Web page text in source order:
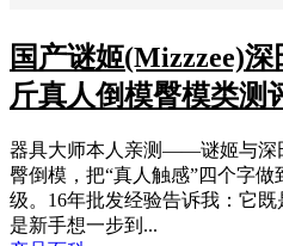
国产谜姬(Mizzzee)
斤真人倒模臀模类测
器具大师本人亲测——谜姬与深
臀倒模，把“真人触感”四个字
级。16年批发经验告诉我：它
是新手想一步到...